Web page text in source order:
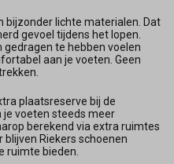
bijzonder lichte materialen. Dat
gevoel tijdens het lopen.
gedragen te hebben voelen
aan je voeten. Geen
plaatsreserve bij de
je voeten steeds meer
berekend via extra ruimtes
Riekers schoenen
ruimte bieden.